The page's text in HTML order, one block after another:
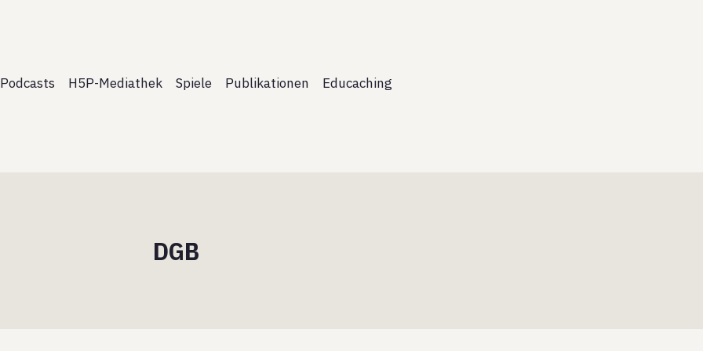
Podcasts H5P-Mediathek Spiele Publikationen Educaching
DGB